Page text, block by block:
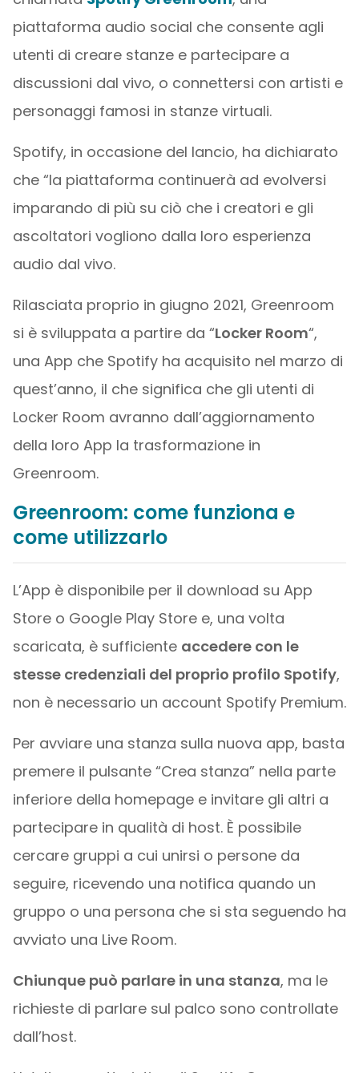
piattaforma audio social che consente agli
utenti di creare stanze e partecipare a
discussioni dal vivo, o connettersi con artisti e
personaggi famosi in stanze virtuali.
Spotify, in occasione del lancio, ha dichiarato
che “la piattaforma continuerà ad evolversi
imparando di più su ciò che i creatori e gli
ascoltatori vogliono dalla loro esperienza
audio dal vivo.
Rilasciata proprio in giugno 2021, Greenroom
si è sviluppata a partire da “Locker Room“,
una App che Spotify ha acquisito nel marzo di
quest’anno, il che significa che gli utenti di
Locker Room avranno dall’aggiornamento
della loro App la trasformazione in
Greenroom.
Greenroom: come funziona e
come utilizzarlo
L’App è disponibile per il download su App
Store o Google Play Store e, una volta
scaricata, è sufficiente accedere con le
stesse credenziali del proprio profilo Spotify,
non è necessario un account Spotify Premium.
Per avviare una stanza sulla nuova app, basta
premere il pulsante “Crea stanza” nella parte
inferiore della homepage e invitare gli altri a
partecipare in qualità di host. È possibile
cercare gruppi a cui unirsi o persone da
seguire, ricevendo una notifica quando un
gruppo o una persona che si sta seguendo ha
avviato una Live Room.
Chiunque può parlare in una stanza, ma le
richieste di parlare sul palco sono controllate
dall’host.